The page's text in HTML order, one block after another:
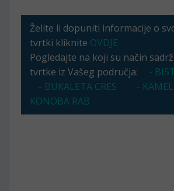
Želite li dopuniti informacije o
tvrtki kliknite OVDJE
Pogledajte na koji su način
tvrtke iz Vašeg područja:
-
- BUKALETA CRES
-
KONOBA RAB